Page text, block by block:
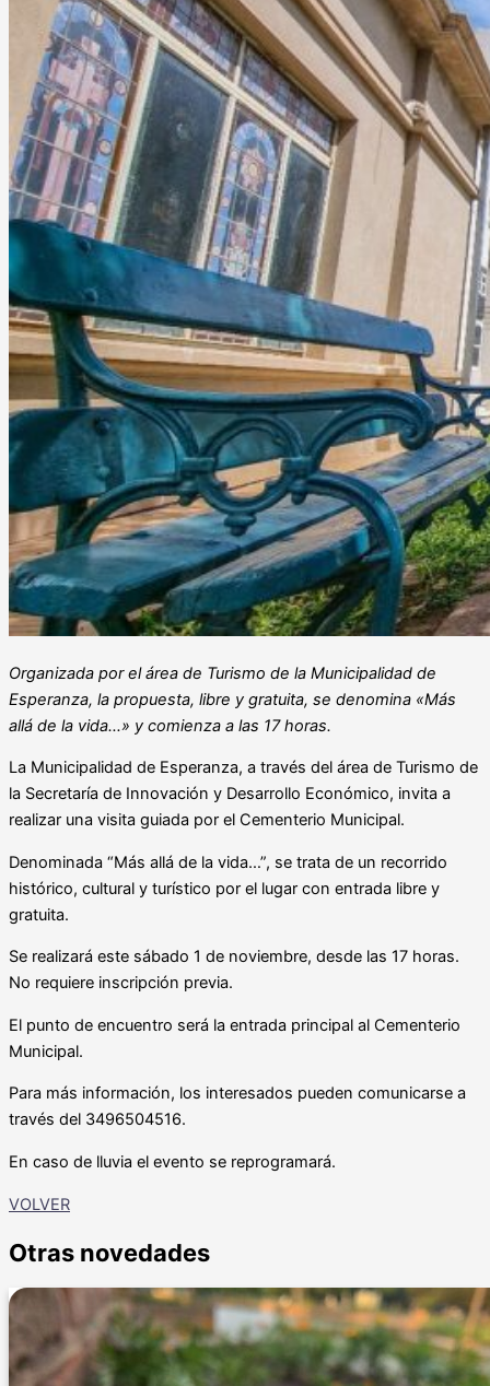
Organizada por el área de Turismo de la Municipalidad de
Esperanza, la propuesta, libre y gratuita, se denomina «Más
allá de la vida…» y comienza a las 17 horas.
La Municipalidad de Esperanza, a través del área de Turismo de
la Secretaría de Innovación y Desarrollo Económico, invita a
realizar una visita guiada por el Cementerio Municipal.
Denominada “Más allá de la vida…”, se trata de un recorrido
histórico, cultural y turístico por el lugar con entrada libre y
gratuita.
Se realizará este sábado 1 de noviembre, desde las 17 horas.
No requiere inscripción previa.
El punto de encuentro será la entrada principal al Cementerio
Municipal.
Para más información, los interesados pueden comunicarse a
través del 3496504516.
En caso de lluvia el evento se reprogramará.
VOLVER
Otras novedades